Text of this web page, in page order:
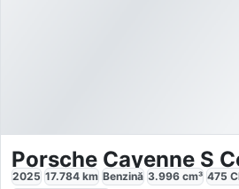
Porsche Cayenne S
2025 17.784 km Benzină 3.996 cm³ 475